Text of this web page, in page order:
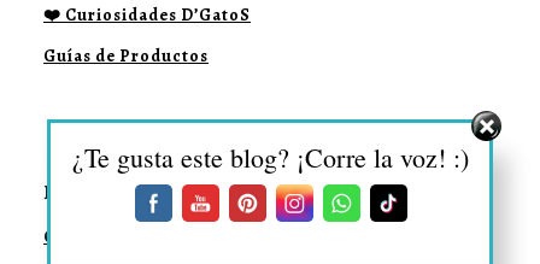
❤️ Curiosidades D’GatoS
Guías de Productos
DESCUBRE MÁS SOBRE:
Convivencia
¿Te gusta este blog? ¡Corre la voz! :)